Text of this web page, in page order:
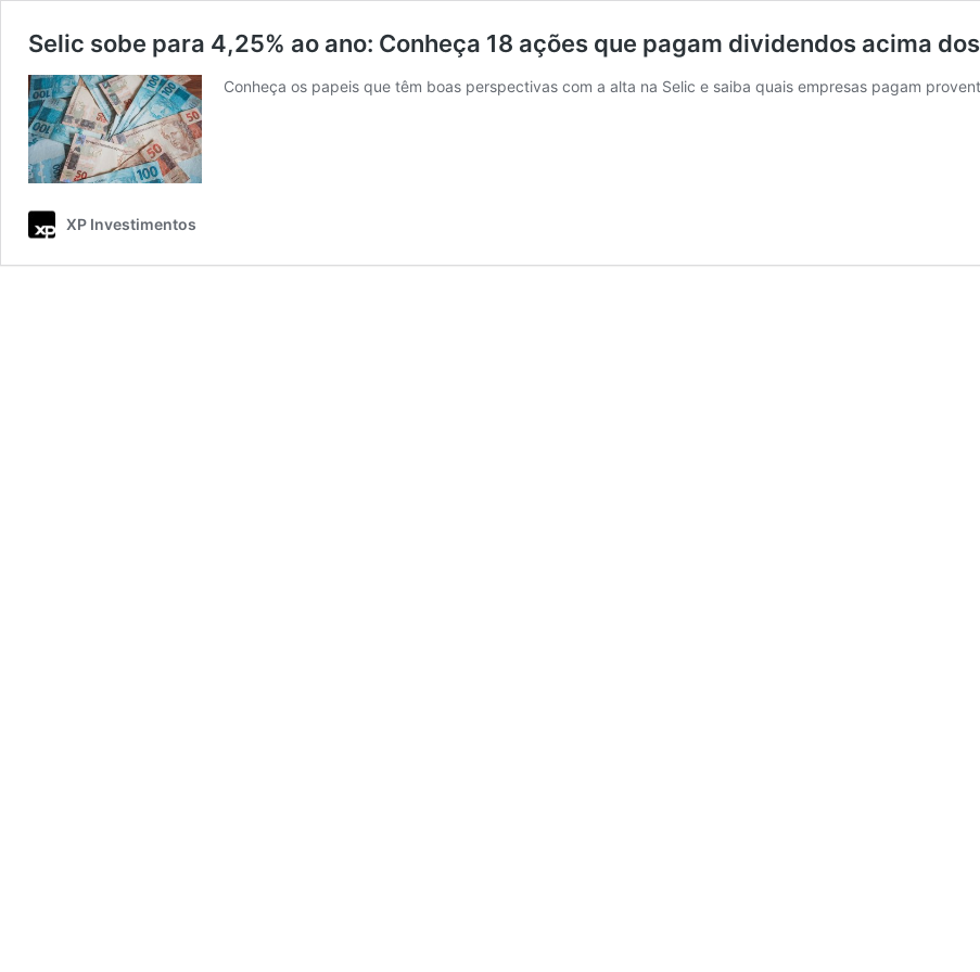
Selic sobe para 4,25% ao ano: Conheça 18 ações que pagam dividendos acima
Conheça os papeis que têm boas perspectivas com a alta na Selic e saiba quais empresas pagam
XP Investimentos